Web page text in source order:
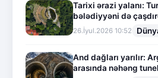
Tarixi ərazi yalanı:
bələdiyyəni də
26.İyul.2026 10:52
And dağları yarılır:
arasında nəhəng